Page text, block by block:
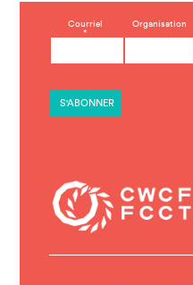
Courriel
*
Organisation
o
a
c
s